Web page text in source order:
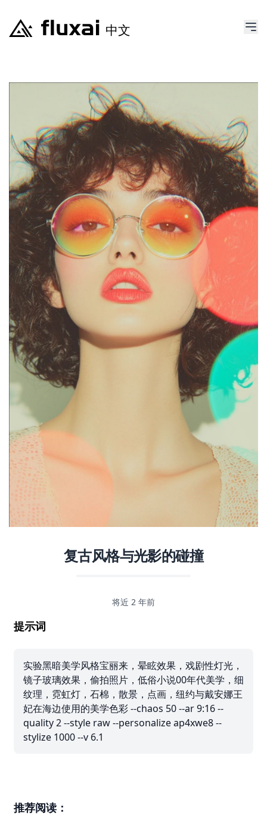
复古风格与光影的碰撞
将近 2 年前
提示词
实验黑暗美学风格宝丽来，晕眩效果，戏剧性灯光，
镜子玻璃效果，偷拍照片，低俗小说00年代美学，细
纹理，霓虹灯，石棉，散景，点画，纽约与戴安娜王
妃在海边使用的美学色彩 --chaos 50 --ar 9:16 --
quality 2 --style raw --personalize ap4xwe8 --
stylize 1000 --v 6.1
推荐阅读：